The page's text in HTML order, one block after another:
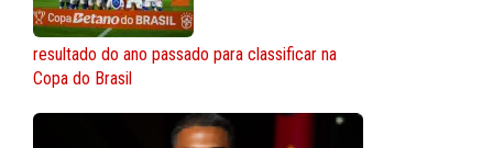
resultado do ano passado para classificar na
Copa do Brasil